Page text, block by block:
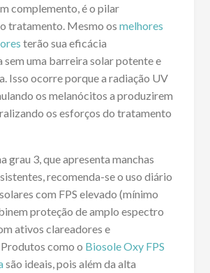
complemento, é o pilar
tratamento. Mesmo os melhores
terão sua eficácia
uma barreira solar potente e
Isso ocorre porque a radiação UV
os melanócitos a produzirem
os esforços do tratamento
grau 3, que apresenta manchas
recomenda-se o uso diário
com FPS elevado (mínimo
proteção de amplo espectro
ativos clareadores e
como o Biosole Oxy FPS
são ideais, pois além da alta